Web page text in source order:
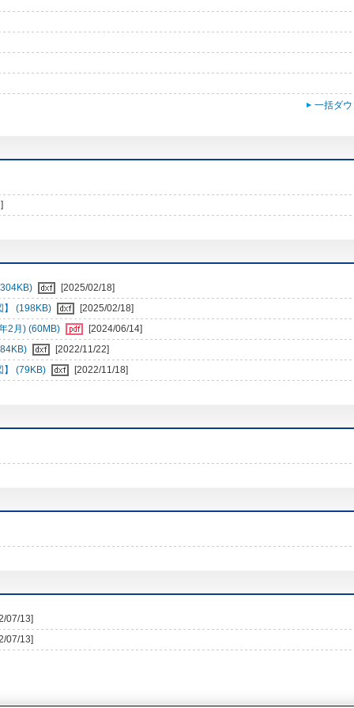
一括ダ
[2025/02/18]
】 (198KB)
[2025/02/18]
2月) (60MB)
[2024/06/14]
[2022/11/22]
】 (79KB)
[2022/11/18]
07/13]
07/13]